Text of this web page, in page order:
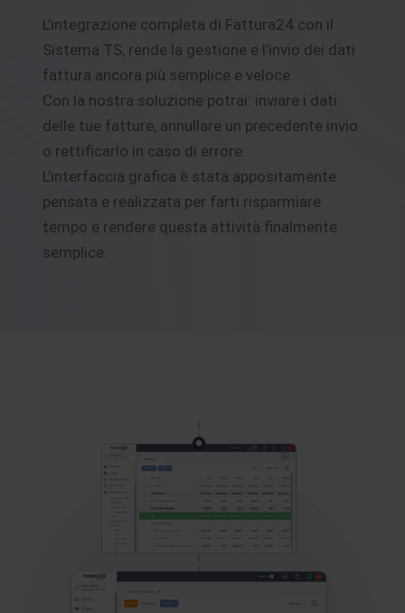
L’integrazione completa di Fattura24 con il
Sistema TS, rende la gestione e l’invio dei dati
fattura ancora più semplice e veloce.
Con la nostra soluzione potrai: inviare i dati
delle tue fatture, annullare un precedente invio
o rettificarlo in caso di errore.
L’interfaccia grafica è stata appositamente
pensata e realizzata per farti risparmiare
tempo e rendere questa attività finalmente
semplice.